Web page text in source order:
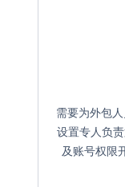
需要为外包
设置专人负
及账号权限